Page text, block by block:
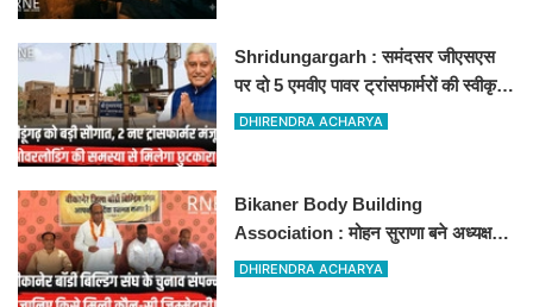
Shridungargarh : समंदसर जीएसएस
पर दो 5 एमवीए पावर ट्रांसफार्मरों की स्वीकृति,
विधायक ताराचंद सारस्वत के सतत प्रयास
DHIRENDRA ACHARYA
Bikaner Body Building
Association : मोहन सुराणा बने अध्यक्ष;
अरुण व्यास सचिव निर्विरोध निर्वाचित
DHIRENDRA ACHARYA